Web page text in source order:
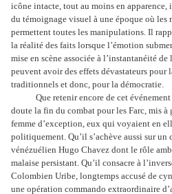
icône intacte, tout au moins en
du témoignage visuel à une époque où
permettent toutes les manipulations. Il
la réalité des faits lorsque l’émotion
mise en scène associée à l’instantanéité
peuvent avoir des effets dévastateurs pour
traditionnels et donc, pour la démocratie.
Que retenir encore de cet
doute la fin du combat pour les Farc, mis à
femme d’exception, eux qui voyaient en
politiquement. Qu’il s’achève aussi sur
vénézuélien Hugo Chavez dont le rôle
malaise persistant. Qu’il consacre à
Colombien Uribe, longtemps accusé de
une opération commando extraordinaire